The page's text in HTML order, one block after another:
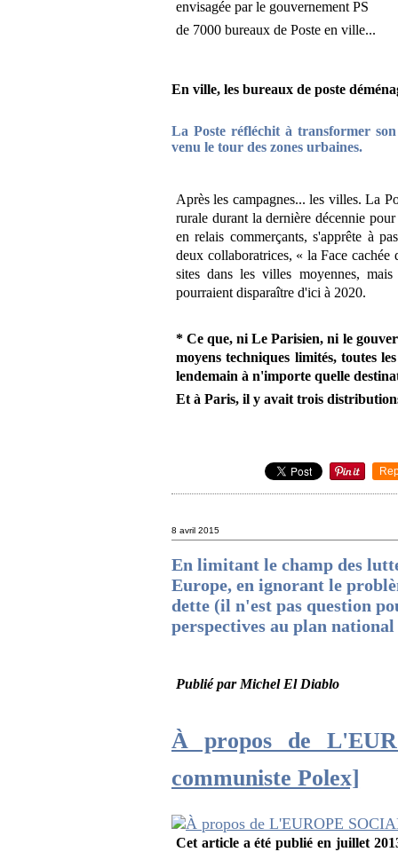
envisagée par le gouvernement PS
de 7000 bureaux de Poste en ville...
En ville, les bureaux de poste
La Poste réfléchit à transformer
venu le tour des zones urbaines.
Après les campagnes... les villes. La
rurale durant la dernière décennie
en relais commerçants, s'apprête à
deux collaboratrices, « la Face
sites dans les villes moyennes,
pourraient disparaître d'ici à 2020.
* Ce que, ni Le Parisien, ni le
moyens techniques limités, toutes
lendemain à n'importe quelle
Et à Paris, il y avait trois
8 avril 2015
En limitant le champ des
Europe, en ignorant le
dette (il n'est pas question
perspectives au plan
Publié par Michel El Diablo
À propos de
communiste Polex]
Cet article a été publié en juillet